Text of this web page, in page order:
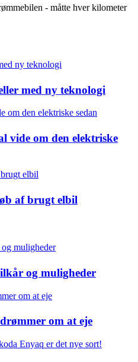
- måtte hver kilometer
med ny teknologi
vide om den elektriske
af brugt elbil
og muligheder
om at eje